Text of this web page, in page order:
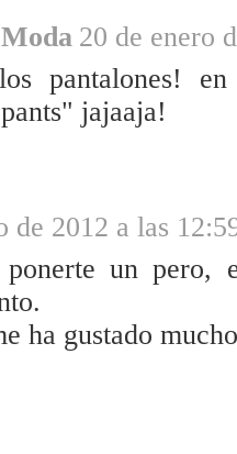
20 de enero
pantalones!
jajaaja!
de 2012 a las
un pero,
ha gustado